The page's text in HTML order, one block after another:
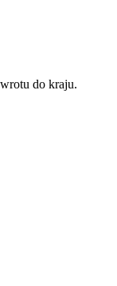
do kraju.